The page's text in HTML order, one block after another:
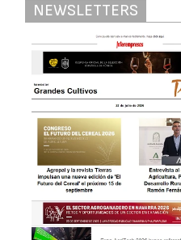
NEWSLETTERS